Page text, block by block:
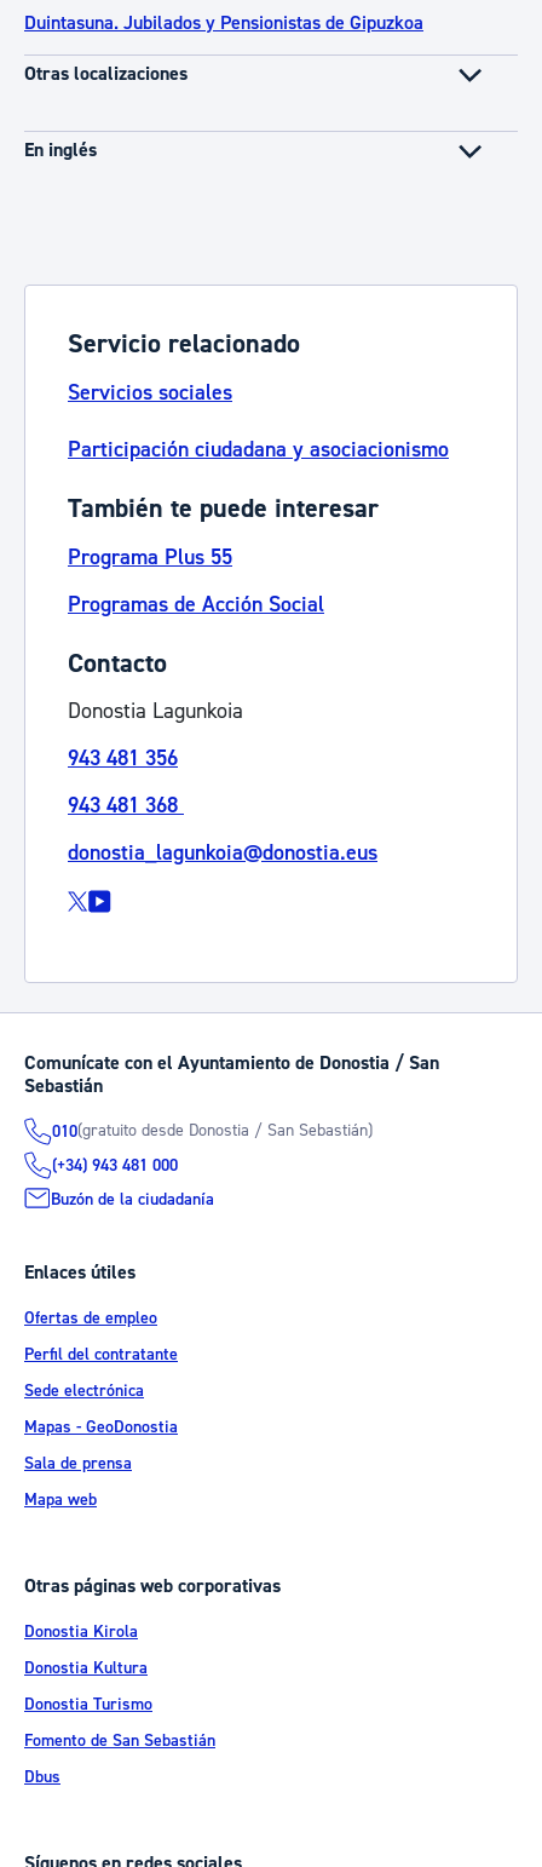
Duintasuna. Jubilados y Pensionistas de Gipuzkoa
Otras localizaciones
En inglés
Servicio relacionado
Servicios sociales
Participación ciudadana y asociacionismo
También te puede interesar
Programa Plus 55
Programas de Acción Social
Contacto
Donostia Lagunkoia
943 481 356
943 481 368
donostia_lagunkoia@donostia.eus
Comunícate con el Ayuntamiento de Donostia / San
Sebastián
010(gratuito desde Donostia / San Sebastián)
(+34) 943 481 000
Buzón de la ciudadanía
Enlaces útiles
Ofertas de empleo
Perfil del contratante
Sede electrónica
Mapas - GeoDonostia
Sala de prensa
Mapa web
Otras páginas web corporativas
Donostia Kirola
Donostia Kultura
Donostia Turismo
Fomento de San Sebastián
Dbus